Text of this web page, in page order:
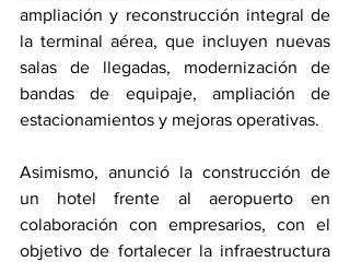
ampliación y reconstrucción integral de
la terminal aérea, que incluyen nuevas
salas de llegadas, modernización de
bandas de equipaje, ampliación de
estacionamientos y mejoras operativas.
Asimismo, anunció la construcción de
un hotel frente al aeropuerto en
colaboración con empresarios, con el
objetivo de fortalecer la infraestructura